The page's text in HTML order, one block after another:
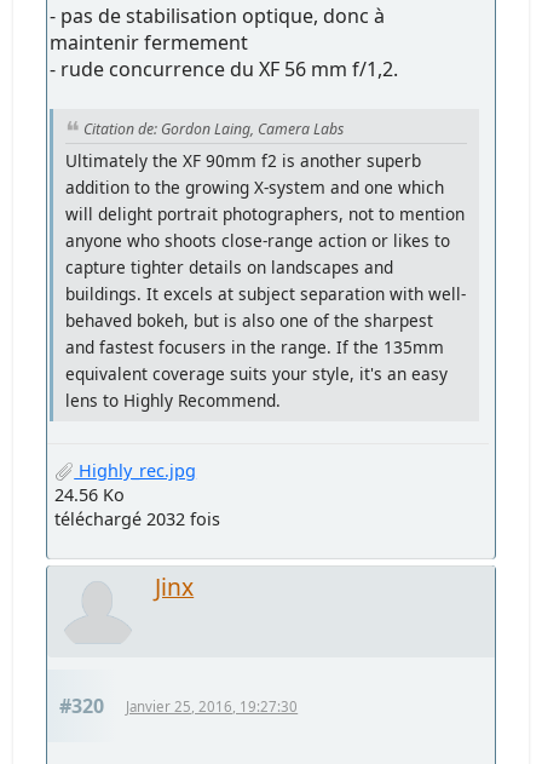
- pas de stabilisation optique, donc à
maintenir fermement
- rude concurrence du XF 56 mm f/1,2.
Citation de: Gordon Laing, Camera Labs
Ultimately the XF 90mm f2 is another superb
addition to the growing X-system and one which
will delight portrait photographers, not to mention
anyone who shoots close-range action or likes to
capture tighter details on landscapes and
buildings. It excels at subject separation with well-
behaved bokeh, but is also one of the sharpest
and fastest focusers in the range. If the 135mm
equivalent coverage suits your style, it's an easy
lens to Highly Recommend.
Highly_rec.jpg
24.56 Ko
téléchargé 2032 fois
Jinx
#320 Janvier 25, 2016, 19:27:30